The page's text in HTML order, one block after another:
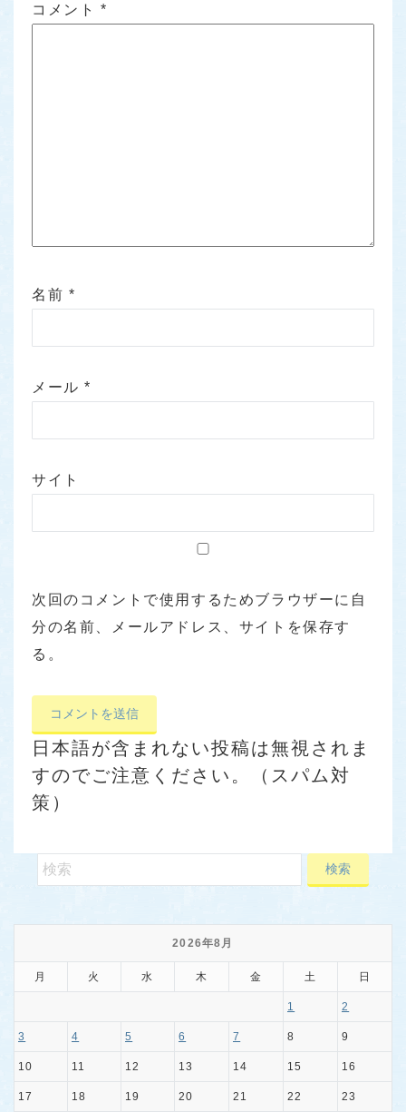
コメント *
名前 *
メール*
サイト
次回のコメントで使用するためブラウザーに自
分の名前、メールアドレス、サイトを保存す
る。
日本語が含まれない投稿は無視されま
すのでご注意ください。（スパム対
策）
2026年8月
月 火 水 木 金 土 日
1 2
3 4 5 6 7 8 9
10 11 12 13 14 15 16
17 18 19 20 21 22 23